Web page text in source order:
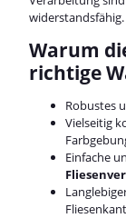
widerstandsfähig.
Warum
richtige
Robustes
Vielseitig
Einfache